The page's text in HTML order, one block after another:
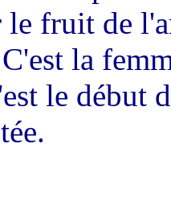
fruit de
la
le début